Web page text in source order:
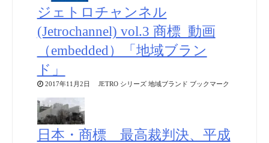
ジェトロチャンネル
(Jetrochannel) vol.3 商標_動画
（embedded）「地域ブラン
ド」
2017年11月2日 JETRO シリーズ 地域ブランド ブックマーク
日本・商標 最高裁判決、平成